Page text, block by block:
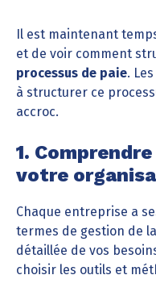
Il est maintenant
et de voir comment
processus de paie.
à structurer ce
accroc.
1.
votre
Chaque entreprise a
termes de gestion de
détaillée de vos
choisir les outils et